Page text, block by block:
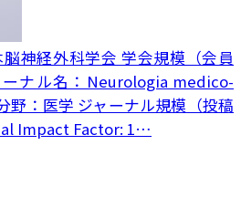
神経外科学会 学会規模（会員
ナル名：Neurologia medico-
：医学 ジャーナル規模（投稿
Impact Factor: 1…